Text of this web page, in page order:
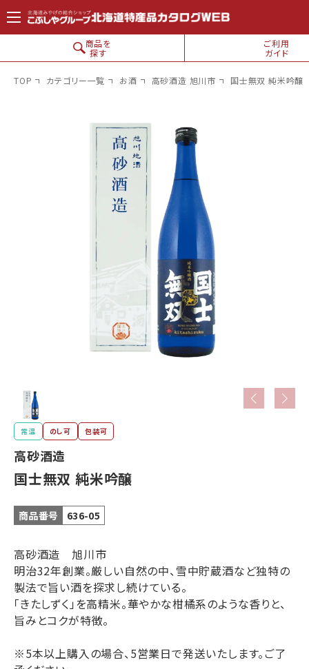
コンテン
ツに進
商品を
探す
ご利用
ガイド
TOP カテゴリー一覧 お酒 高砂酒造 旭川市 国士無双 純米吟醸
常温 のし可 包装可
高砂酒造
国士無双 純米吟醸
商品番号 636-05
高砂酒造 旭川市
明治32年創業。厳しい自然の中、雪中貯蔵酒など独特の
製法で旨い酒を探求し続けている。
「きたしずく」を高精米。華やかな柑橘系のような香りと、
旨みとコクが特徴。
※5本以上購入の場合、5営業日で発送いたします。ご了